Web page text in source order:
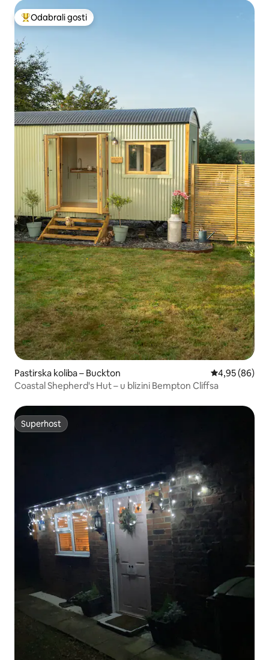
Među najviše rangiranima s oznakom „Odabrali gosti”
Odabrali gosti
Pastirska koliba – Buckton Prosječna
4,95 (86)
Coastal Shepherd's Hut – u blizini Bempton Cliffsa
Superhost
Superhost